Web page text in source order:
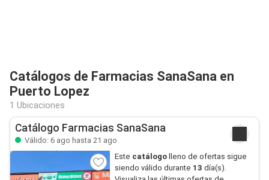
Catálogos de Farmacias SanaSana en
Puerto Lopez
1 Ubicaciones
Catálogo Farmacias SanaSana
Válido: 6 ago hasta 21 ago
Este catálogo lleno de ofertas sigue
siendo válido durante 13 día(s).